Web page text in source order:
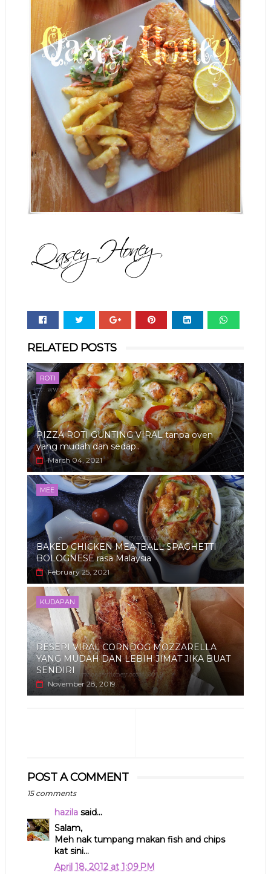
RELATED POSTS
ROTI
PIZZA ROTI GUNTING VIRAL tanpa oven
yang mudah dan sedap..
March 04, 2021
MEE
BAKED CHICKEN MEATBALL SPAGHETTI
BOLOGNESE rasa Malaysia
February 25, 2021
KUDAPAN
RESEPI VIRAL CORNDOG MOZZARELLA
YANG MUDAH DAN LEBIH JIMAT JIKA BUAT
SENDIRI
November 28, 2019
POST A COMMENT
15 comments
hazilasaid...
Salam,
Meh nak tumpang makan fish and chips
kat sini...
April 18, 2012 at 1:09 PM